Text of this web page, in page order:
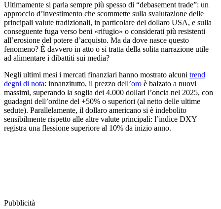
Ultimamente si parla sempre più spesso di “debasement trade”: un
approccio d’investimento che scommette sulla svalutazione delle
principali valute tradizionali, in particolare del dollaro USA, e sulla
conseguente fuga verso beni «rifugio» o considerati più resistenti
all’erosione del potere d’acquisto. Ma da dove nasce questo
fenomeno? È davvero in atto o si tratta della solita narrazione utile
ad alimentare i dibattiti sui media?
Negli ultimi mesi i mercati finanziari hanno mostrato alcuni trend
degni di nota: innanzitutto, il prezzo dell’oro è balzato a nuovi
massimi, superando la soglia dei 4.000 dollari l’oncia nel 2025, con
guadagni dell’ordine del +50% o superiori (al netto delle ultime
sedute). Parallelamente, il dollaro americano si è indebolito
sensibilmente rispetto alle altre valute principali: l’indice DXY
registra una flessione superiore al 10% da inizio anno.
Pubblicità